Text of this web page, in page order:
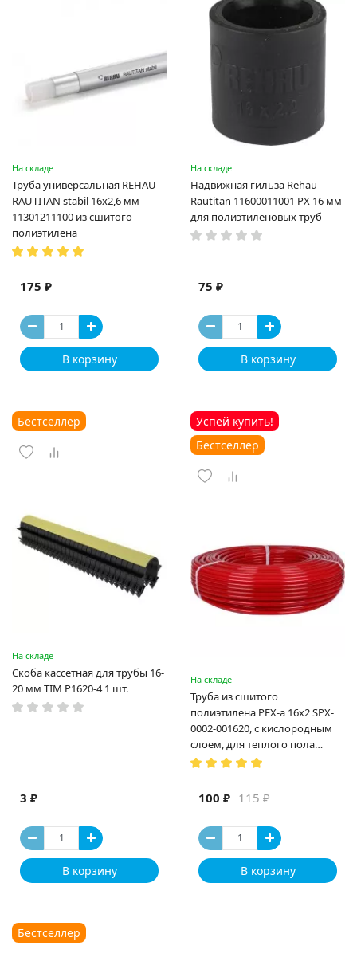
На складе
Труба универсальная REHAU
RAUTITAN stabil 16х2,6 мм
11301211100 из сшитого
полиэтилена
175 ₽
В корзину
На складе
Надвижная гильза Rehau
Rautitan 11600011001 PX 16 мм
для полиэтиленовых труб
75 ₽
В корзину
Бестселлер
На складе
Скоба кассетная для трубы 16-
20 мм TIM P1620-4 1 шт.
3 ₽
В корзину
Успей купить!
Бестселлер
На складе
Труба из сшитого
полиэтилена PEX-a 16х2 SPX-
0002-001620, с кислородным
слоем, для теплого пола
(Испания)
115 ₽
100 ₽
В корзину
Бестселлер